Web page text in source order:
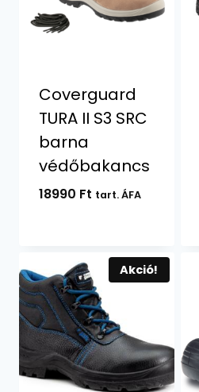
Coverguard
TURA II S3 SRC
barna
védőbakancs
18990 Ft tart. ÁFA
Akció!